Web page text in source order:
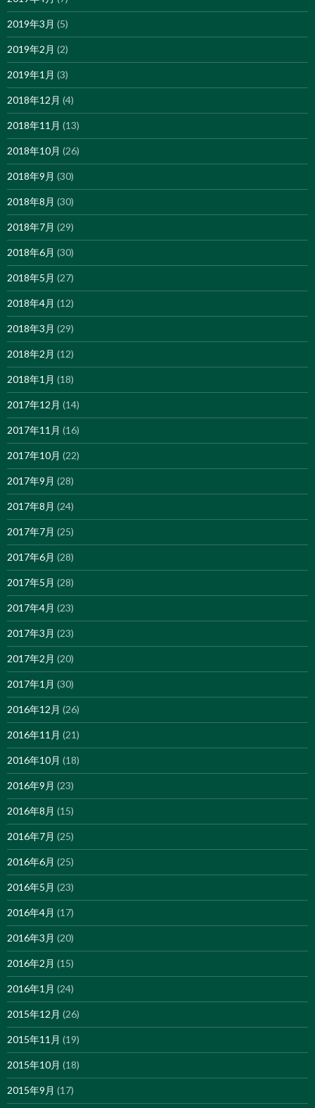
2019年3月 (5)
2019年2月 (2)
2019年1月 (3)
2018年12月 (4)
2018年11月 (13)
2018年10月 (26)
2018年9月 (30)
2018年8月 (30)
2018年7月 (29)
2018年6月 (30)
2018年5月 (27)
2018年4月 (12)
2018年3月 (29)
2018年2月 (12)
2018年1月 (18)
2017年12月 (14)
2017年11月 (16)
2017年10月 (22)
2017年9月 (28)
2017年8月 (24)
2017年7月 (25)
2017年6月 (28)
2017年5月 (28)
2017年4月 (23)
2017年3月 (23)
2017年2月 (20)
2017年1月 (30)
2016年12月 (26)
2016年11月 (21)
2016年10月 (18)
2016年9月 (23)
2016年8月 (15)
2016年7月 (25)
2016年6月 (25)
2016年5月 (23)
2016年4月 (17)
2016年3月 (20)
2016年2月 (15)
2016年1月 (24)
2015年12月 (26)
2015年11月 (19)
2015年10月 (18)
2015年9月 (17)